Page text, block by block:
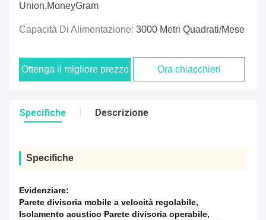
Union,MoneyGram
Capacità Di Alimentazione: 3000 Metri Quadrati/Mese
Ottenga il migliore prezzo Ora chiacchieri
Specifiche Descrizione
Specifiche
Evidenziare:
Parete divisoria mobile a velocità regolabile,
Isolamento acustico Parete divisoria operabile,